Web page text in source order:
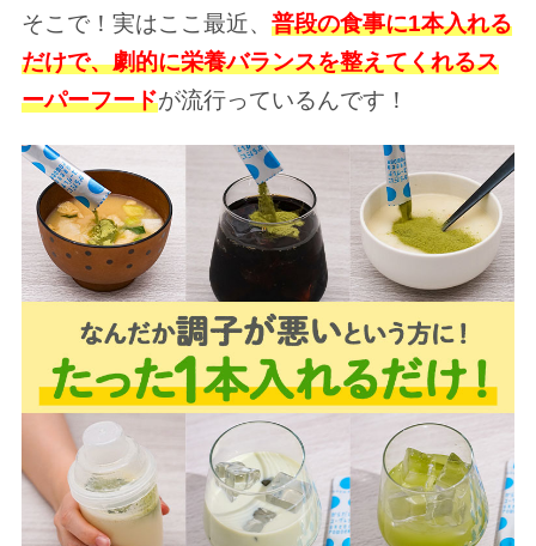
そこで！実はここ最近、 普段の食事に1本入れる
だけで、劇的に栄養バランスを整えてくれるス
ーパーフードが流行っているんです！